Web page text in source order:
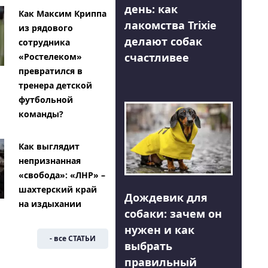
Как Максим Криппа
из рядового
сотрудника
«Ростелеком»
превратился в
тренера детской
футбольной
команды?
Как выглядит
непризнанная
«свобода»: «ЛНР» –
шахтерский край
на издыхании
- все СТАТЬИ
день: как
лакомства Trixie
делают собак
счастливее
Дождевик для
собаки: зачем он
нужен и как
выбрать
правильный